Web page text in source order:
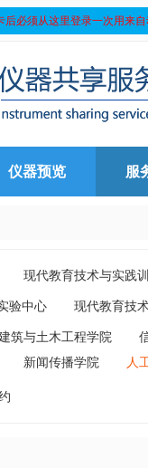
后必须从这里登录一次用来
仪器预览 服
现代教育技术与实践
实验动物中心
历
验中心
现代教育技
院仪器
实验动物中
海洋与地球学院
筑与土木工程学院
新闻传播学院 人